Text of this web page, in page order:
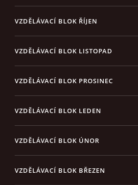
VZDĚLÁVACÍ BLOK ŘÍJEN
VZDĚLÁVACÍ BLOK LISTOPAD
VZDĚLÁVACÍ BLOK PROSINEC
VZDĚLÁVACÍ BLOK LEDEN
VZDĚLÁVACÍ BLOK ÚNOR
VZDĚLÁVACÍ BLOK BŘEZEN